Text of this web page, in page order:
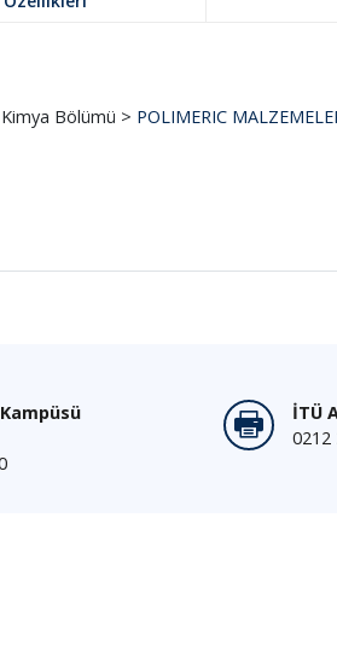
Bölümü > POLIMERIC
İTÜ
0212